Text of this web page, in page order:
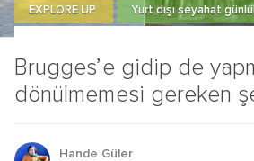
Brugges’e gidip de
dönülmemesi gereken
EXPLORE UP Yurt dışı seyahat
Hande Güler